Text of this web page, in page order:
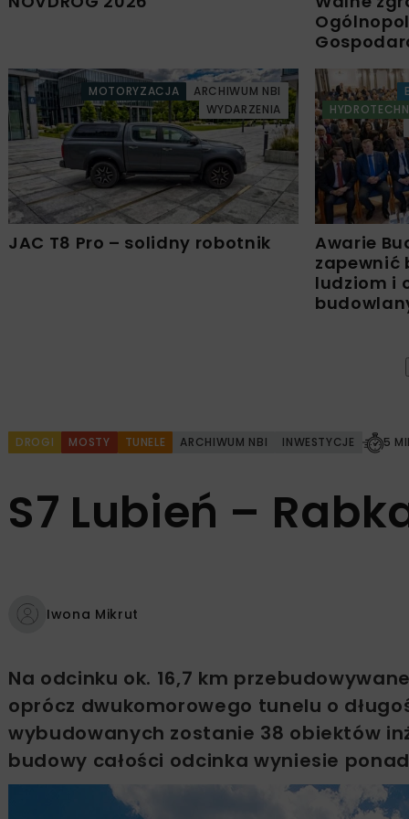
MOTORYZACJA
ARCHIWUM NBI
WYDARZENIA
JAC T8 Pro – solidny robotnik
Awarie
zapewnić
ludziom i
DROGI MOSTY TUNELE ARCHIWUM NBI INWESTYCJE 5
S7 Lubień –
Iwona Mikrut
Na odcinku ok. 16,7 km
oprócz dwukomorowego tunelu o
wybudowanych zostanie 38 obiektów
budowy całości odcinka wyniesie ponad